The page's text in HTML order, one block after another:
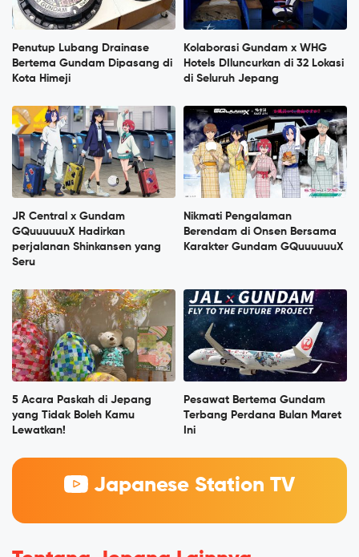
Penutup Lubang Drainase
Bertema Gundam Dipasang di
Kota Himeji
Kolaborasi Gundam x WHG
Hotels DIluncurkan di 32 Lokasi
di Seluruh Jepang
JR Central x Gundam
GQuuuuuuX Hadirkan
perjalanan Shinkansen yang
Seru
Nikmati Pengalaman
Berendam di Onsen Bersama
Karakter Gundam GQuuuuuuX
5 Acara Paskah di Jepang
yang Tidak Boleh Kamu
Lewatkan!
Pesawat Bertema Gundam
Terbang Perdana Bulan Maret
Ini
Japanese Station TV